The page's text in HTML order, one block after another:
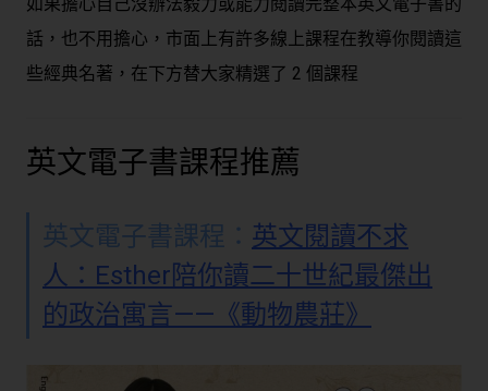
如果擔心自己沒辦法毅力或能力閱讀完整本英文電子書的
話，也不用擔心，市面上有許多線上課程在教導你閱讀這
些經典名著，在下方替大家精選了 2 個課程
英文電子書課程推薦
英文電子書課程： 英文閱讀不求
人：Esther陪你讀二十世紀最傑出
的政治寓言——《動物農莊》